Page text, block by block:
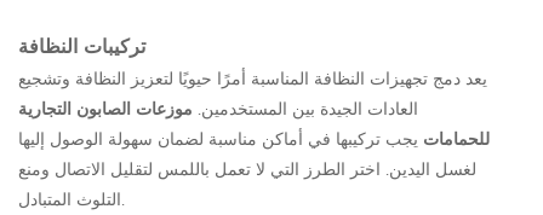
تركيبات النظافة
يعد دمج تجهيزات النظافة المناسبة أمرًا حيويًا لتعزيز النظافة وتشجيع
العادات الجيدة بين المستخدمين. موزعات الصابون التجارية
للحمامات يجب تركيبها في أماكن مناسبة لضمان سهولة الوصول إليها
لغسل اليدين. اختر الطرز التي لا تعمل باللمس لتقليل الاتصال ومنع
التلوث المتبادل.